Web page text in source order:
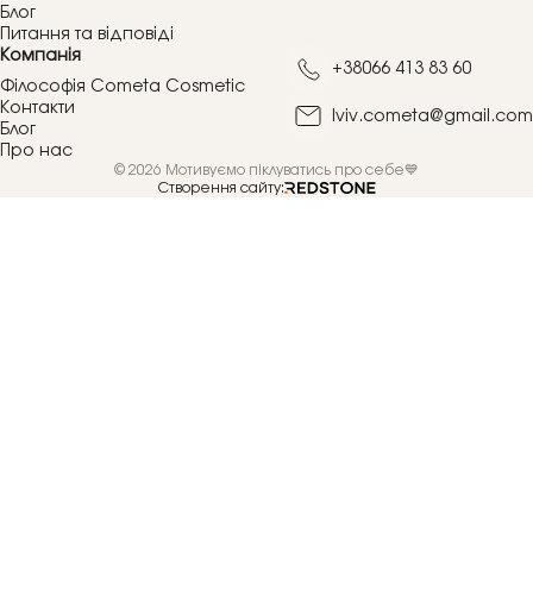
Блог
Питання та відповіді
Компанія
Філософія Cometa Cosmetic
Контакти
Блог
Про нас
+38066 413 83 60
lviv.cometa@gmail.com
© 2026 Мотивуємо піклуватись про себе💙
Створення сайту: